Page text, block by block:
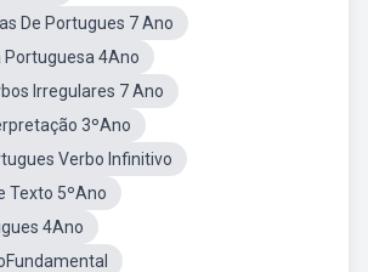
De Portugues 7 Ano
Portuguesa 4Ano
Irregulares 7 Ano
3ºAno
Verbo Infinitivo
Texto 5ºAno
4Ano